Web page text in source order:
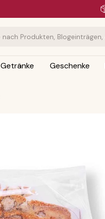
Getränke Geschenke